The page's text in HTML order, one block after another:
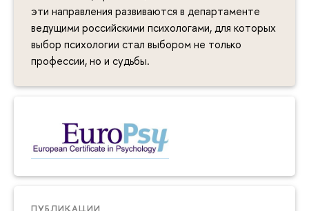
эти направления развиваются в департаменте
ведущими российскими психологами, для которых
выбор психологии стал выбором не только
профессии, но и судьбы.
ПУБЛИКАЦИИ